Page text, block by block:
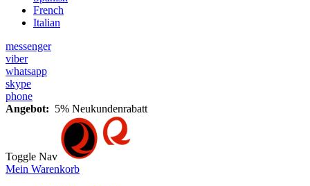
French
Italian
messenger
viber
whatsapp
skype
phone
Angebot: 5% Neukundenrabatt
Toggle Nav
Mein Warenkorb